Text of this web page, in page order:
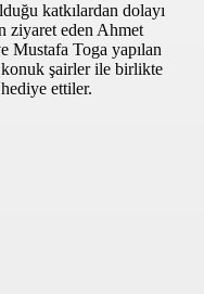
katkılardan dolayı
ziyaret eden Ahmet
Mustafa Toga yapılan
şairler ile birlikte
ettiler.